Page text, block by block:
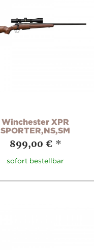
Winchester XPR
SPORTER,NS,SM
899,00 € *
sofort bestellbar